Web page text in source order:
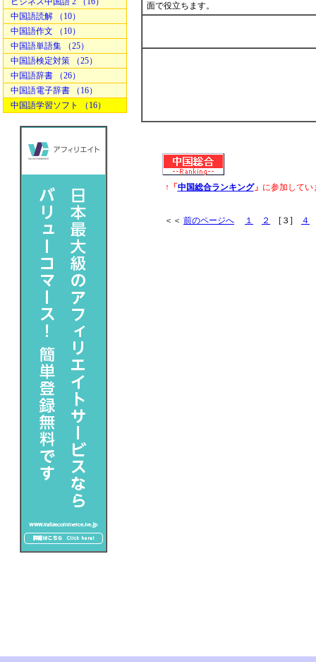
中国語読解 （10）
中国語作文 （10）
中国語単語集 （25）
中国語検定対策 （25）
中国語辞書 （26）
中国語電子辞書 （16）
中国語学習ソフト （16）
面で役立ちます。
↑「 中国総合ランキング」 に参加してい
＜＜ 前のページへ １ ２ [３] ４